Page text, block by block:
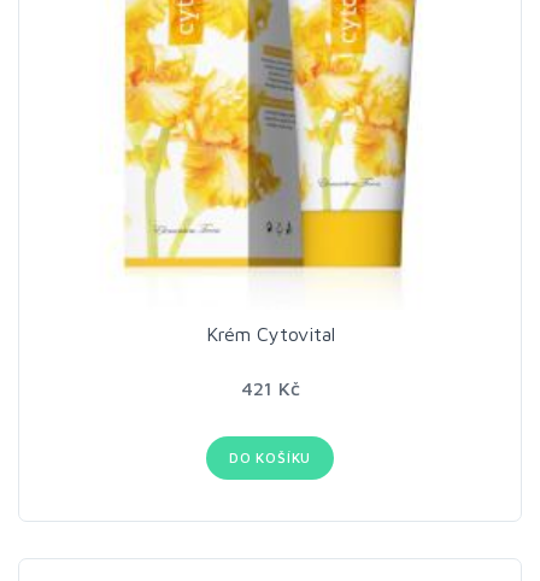
Krém Cytovital
421 Kč
DO KOŠÍKU